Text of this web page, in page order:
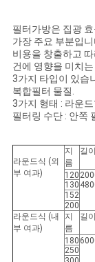
필터가방은 집광
가장 주요 부분입
비용을 창출하고
건에 영향을 미치
3가지 타입이 있습
복합필터 물질.
3가지 형태 : 라운
필터링 수단 : 안쪽
라운드식 (외
부 여과)
지
름
길이
120
130
152
200
라운드식 (내
부 여과)
지
름
길이
180
250